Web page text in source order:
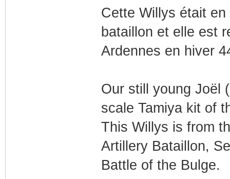
Cette Willys était
bataillon et elle est
Ardennes en hiver
Our still young Joël
scale Tamiya kit of
This Willys is from
Artillery Bataillon,
Battle of the Bulge.